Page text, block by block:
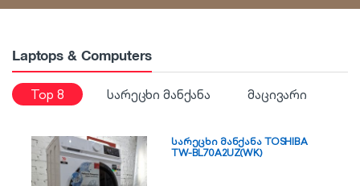
Laptops & Computers
Top 8 სარეცხი მანქანა მაცივარი
სარეცხი მანქანა TOSHIBA
TW-BL70A2UZ(WK)